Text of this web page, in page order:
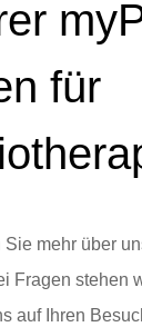
für
Sie mehr über
Fragen stehen
auf Ihren